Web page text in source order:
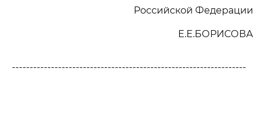
Российской Федерации
Е.Е.БОРИСОВА
------------------------------------------------------------------